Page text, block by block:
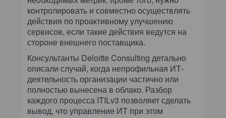
контролировать и совместно осуществлять
действия по проактивному улучшению
сервисов, если такие действия ведутся на
стороне внешнего поставщика.
Консультанты Deloitte Consulting детально
описали случай, когда непрофильная ИТ-
деятельность организации частично или
полностью вынесена в облако. Разбор
каждого процесса ITILv3 позволяет сделать
вывод, что управление ИТ при этом